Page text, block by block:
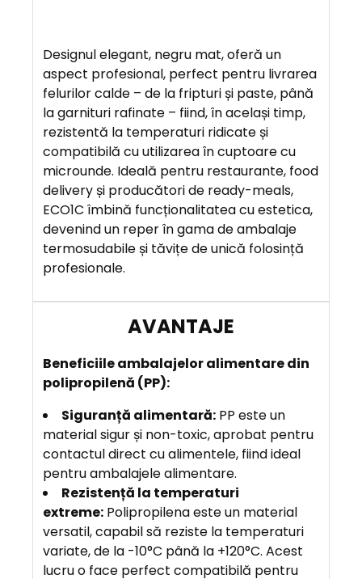
Designul elegant, negru mat, oferă un
aspect profesional, perfect pentru livrarea
felurilor calde – de la fripturi și paste, până
la garnituri rafinate – fiind, în același timp,
rezistentă la temperaturi ridicate și
compatibilă cu utilizarea în cuptoare cu
microunde. Ideală pentru restaurante, food
delivery și producători de ready-meals,
ECO1C îmbină funcționalitatea cu estetica,
devenind un reper în gama de ambalaje
termosudabile și tăvițe de unică folosință
profesionale.
Beneficiile ambalajelor alimentare din
polipropilenă (PP):
Siguranță alimentară: PP este un
material sigur și non-toxic, aprobat pentru
contactul direct cu alimentele, fiind ideal
pentru ambalajele alimentare.
Rezistență la temperaturi
extreme: Polipropilena este un material
versatil, capabil să reziste la temperaturi
variate, de la -10°C până la +120°C. Acest
lucru o face perfect compatibilă pentru